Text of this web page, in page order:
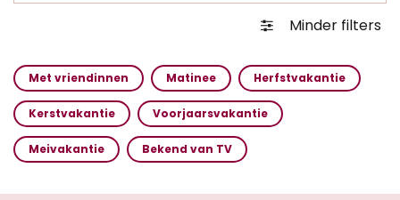
Minder filters
Met vriendinnen Matinee Herfstvakantie
Kerstvakantie Voorjaarsvakantie
Meivakantie Bekend van TV